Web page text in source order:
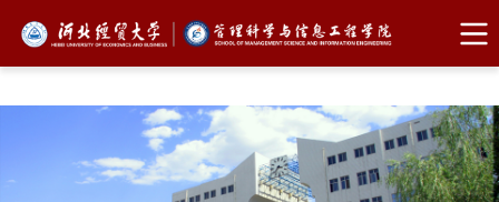
FUN88乐天使·(中国)集团